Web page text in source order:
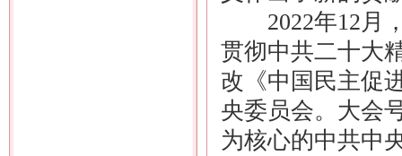
2022年12月，
贯彻中共二十大
改《中国民主促
央委员会。大会
为核心的中共中